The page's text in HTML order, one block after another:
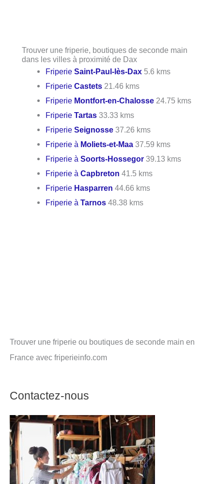
Trouver une friperie, boutiques de seconde main
dans les villes à proximité de Dax
FriperieSaint-Paul-lès-Dax 5.6 kms
FriperieCastets 21.46 kms
Friperie Montfort-en-Chalosse 24.75 kms
FriperieTartas 33.33 kms
FriperieSeignosse 37.26 kms
Friperie à Moliets-et-Maa 37.59 kms
Friperie àSoorts-Hossegor 39.13 kms
Friperie àCapbreton 41.5 kms
Friperie Hasparren 44.66 kms
Friperie àTarnos 48.38 kms
Trouver une friperie ou boutiques de seconde main en
France avec friperieinfo.com
Contactez-nous